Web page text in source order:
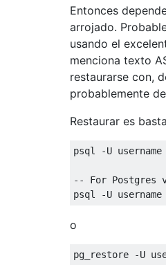
Entonces
arrojado.
usando el
menciona texto
restaurarse con,
probablemente
Restaurar es
psql -U username
-- For Postgres
psql
-U username
o
pg_restore -U